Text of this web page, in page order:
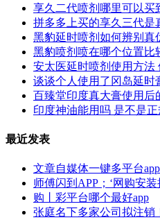
享久二代喷剂哪里可以买
拼多多上买的享久三代是
黑豹延时喷剂如何辨别真
黑豹喷剂喷在哪个位置比
安太医延时喷剂使用方法
谈谈个人使用了冈岛延时
百臻堂印度真大膏使用后
印度神油能用吗 是不是
最近发表
文章自媒体一键多平台
师傅闪到APP；‘网购安装
购丨彩平台哪个最好app
张庭名下多家公司拟注销